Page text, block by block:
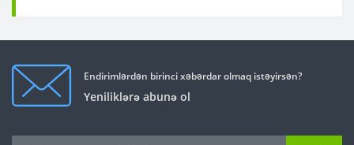
Endirimlərdən birinci xəbərdar olmaq istəyirsən?
Yeniliklərə abunə ol